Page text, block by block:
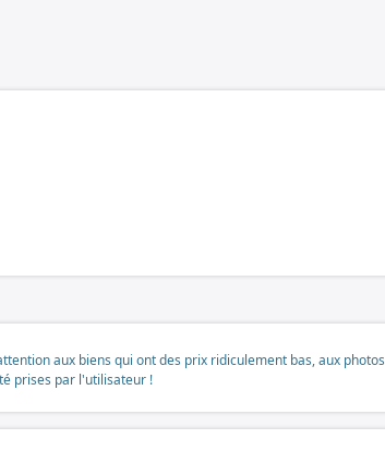
aux biens qui ont des prix ridiculement bas, aux photos
prises par l'utilisateur !